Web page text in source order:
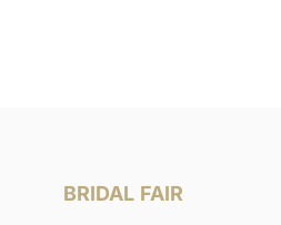
BRIDAL FAIR